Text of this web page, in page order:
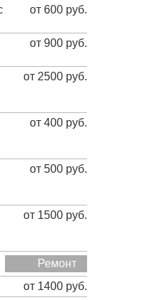
от 600 руб.
от 900 руб.
от 2500 руб.
от 400 руб.
от 500 руб.
от 1500 руб.
Ремонт
от 1400 руб.